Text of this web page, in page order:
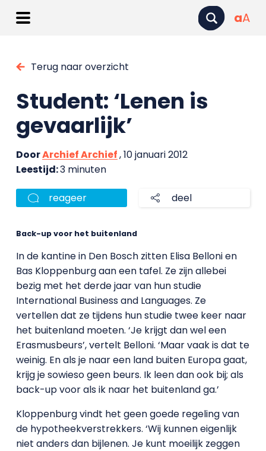
aA
Terug naar overzicht
Student: ‘Lenen is
gevaarlijk’
DoorArchief Archief, 10 januari 2012
Leestijd:3 minuten
reageer deel
Back-up voor het buitenland
In de kantine in Den Bosch zitten Elisa Belloni en
Bas Kloppenburg aan een tafel. Ze zijn allebei
bezig met het derde jaar van hun studie
International Business and Languages. Ze
vertellen dat ze tijdens hun studie twee keer naar
het buitenland moeten. ‘Je krijgt dan wel een
Erasmusbeurs’, vertelt Belloni. ‘Maar vaak is dat te
weinig. En als je naar een land buiten Europa gaat,
krijg je sowieso geen beurs. Ik leen dan ook bij; als
back-up voor als ik naar het buitenland ga.’
Kloppenburg vindt het geen goede regeling van
de hypotheekverstrekkers. ‘Wij kunnen eigenlijk
niet anders dan bijlenen. Je kunt moeilijk zeggen